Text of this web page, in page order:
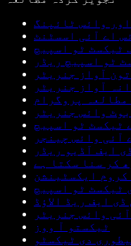
وائس ٹائپنگ
اے آئی اسسٹنٹ
ٹیکسٹ ٹو اسپیچ
ٹو اسپیچ ریڈر
آواز جنریٹر
آواز جنریٹر
پروگرام
وائس جنریٹر
ٹیکسٹ ٹو اسپیچ
آئی وائس چینجر
ایف آڈیو ریڈر
کر سنا سکتا ہے
ایکسٹینشن
ٹیکسٹ ٹو اسپیچ
ڈی ایف ریڈ الاؤڈ
آئی وائس جنریٹر
ٹیکستو آ ووز
دی ٹیکسٹو